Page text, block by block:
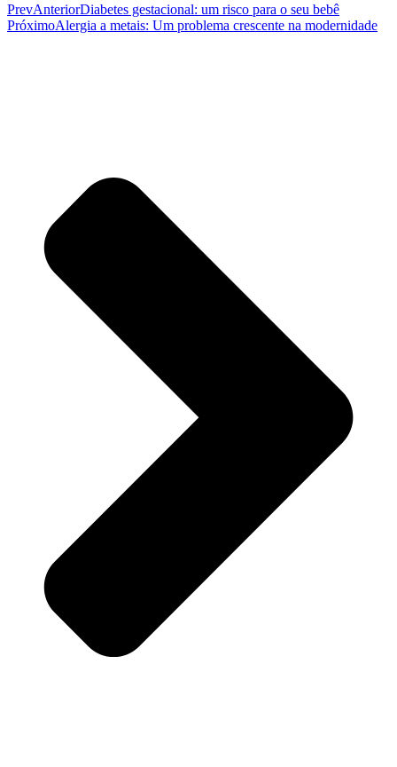
PrevAnteriorDiabetes gestacional: um risco para o seu bebê
PróximoAlergia a metais: Um problema crescente na modernidade